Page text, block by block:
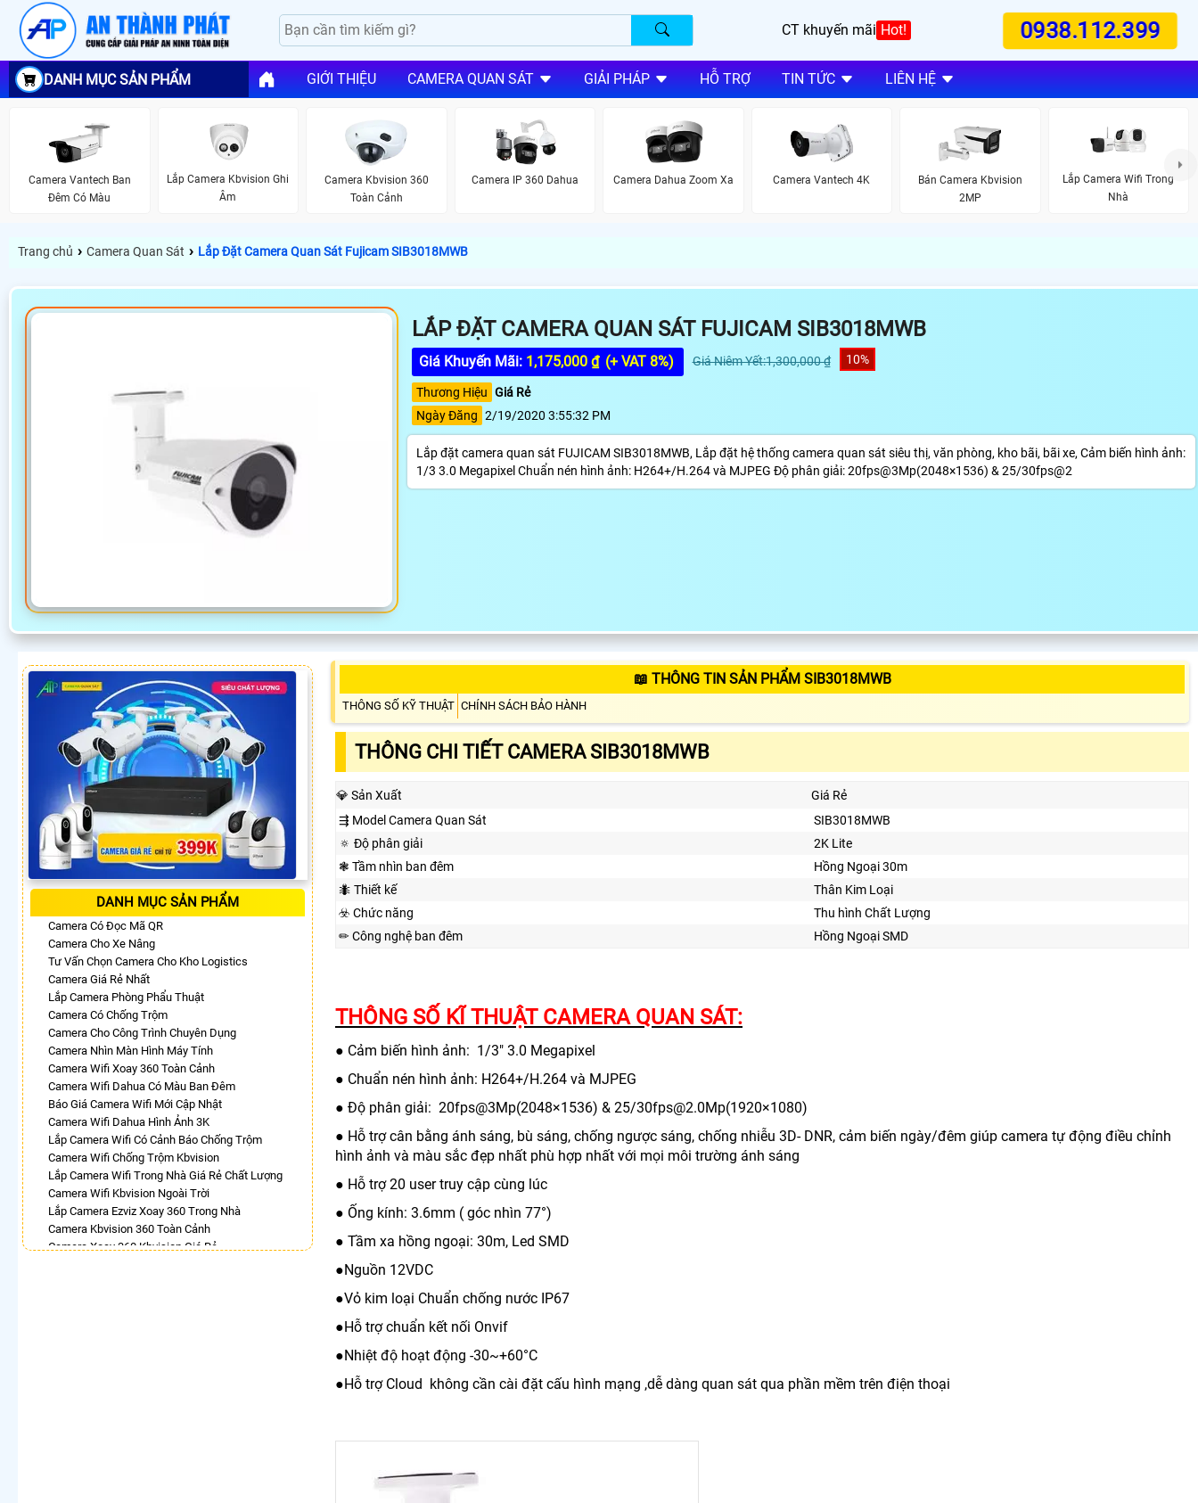
CT khuyến mãi Hot! 0938.112.399
DANH MỤC SẢN PHẨM GIỚI THIỆU CAMERA QUAN SÁT GIẢI PHÁP HỖ TRỢ TIN TỨC LIÊN HỆ
Camera Vantech Ban
Đêm Có Màu
Lắp Camera Kbvision Ghi
Âm
Camera Kbvision 360
Toàn Cảnh
Camera IP 360 Dahua Camera Dahua Zoom Xa Camera Vantech 4K
Bán Camera Kbvision
2MP
Lắp Camera Wifi Trong
Nhà
Trang chủ › Camera Quan Sát › Lắp Đặt Camera Quan Sát Fujicam SIB3018MWB
LẮP ĐẶT CAMERA QUAN SÁT FUJICAM SIB3018MWB
Giá Khuyến Mãi: 1,175,000 ₫ (+ VAT 8%) Giá Niêm Yết:1,300,000 ₫ 10%
Thương Hiệu Giá Rẻ
Ngày Đăng 2/19/2020 3:55:32 PM
Lắp đặt camera quan sát FUJICAM SIB3018MWB, Lắp đặt hệ thống camera quan sát siêu thị, văn phòng, kho bãi, bãi xe, Cảm biến hình ảnh:
1/3 3.0 Megapixel Chuẩn nén hình ảnh: H264+/H.264 và MJPEG Độ phân giải: 20fps@3Mp(2048×1536) & 25/30fps@2
DANH MỤC SẢN PHẨM
Camera Có Đọc Mã QR
Camera Cho Xe Nâng
Tư Vấn Chọn Camera Cho Kho Logistics
Camera Giá Rẻ Nhất
Lắp Camera Phòng Phẩu Thuật
Camera Có Chống Trộm
Camera Cho Công Trình Chuyên Dụng
Camera Nhìn Màn Hình Máy Tính
Camera Wifi Xoay 360 Toàn Cảnh
Camera Wifi Dahua Có Màu Ban Đêm
Báo Giá Camera Wifi Mới Cập Nhật
Camera Wifi Dahua Hình Ảnh 3K
Lắp Camera Wifi Có Cảnh Báo Chống Trộm
Camera Wifi Chống Trộm Kbvision
Lắp Camera Wifi Trong Nhà Giá Rẻ Chất Lượng
Camera Wifi Kbvision Ngoài Trời
Lắp Camera Ezviz Xoay 360 Trong Nhà
Camera Kbvision 360 Toàn Cảnh
Camera Xoay 360 Kbvision Giá Rẻ
📖 THÔNG TIN SẢN PHẨM SIB3018MWB
THÔNG SỐ KỸ THUẬT CHÍNH SÁCH BẢO HÀNH
THÔNG CHI TIẾT CAMERA SIB3018MWB
💎 Sản Xuất
Giá Rẻ
⇶ Model Camera Quan Sát
SIB3018MWB
🔅 Độ phân giải
2K Lite
❃ Tầm nhìn ban đêm
Hồng Ngoại 30m
🐜 Thiết kế
Thân Kim Loại
☣️ Chức năng
Thu hình Chất Lượng
✏ Công nghệ ban đêm
Hồng Ngoại SMD
THÔNG SỐ KĨ THUẬT CAMERA QUAN SÁT:
● Cảm biến hình ảnh: 1/3" 3.0 Megapixel
● Chuẩn nén hình ảnh: H264+/H.264 và MJPEG
● Độ phân giải: 20fps@3Mp(2048×1536) & 25/30fps@2.0Mp(1920×1080)
● Hỗ trợ cân bằng ánh sáng, bù sáng, chống ngược sáng, chống nhiễu 3D- DNR, cảm biến ngày/đêm giúp camera tự động điều chỉnh
hình ảnh và màu sắc đẹp nhất phù hợp nhất với mọi môi trường ánh sáng
● Hỗ trợ 20 user truy cập cùng lúc
● Ống kính: 3.6mm ( góc nhìn 77°)
● Tầm xa hồng ngoại: 30m, Led SMD
●Nguồn 12VDC
●Vỏ kim loại Chuẩn chống nước IP67
●Hỗ trợ chuẩn kết nối Onvif
●Nhiệt độ hoạt động -30~+60°C
●Hỗ trợ Cloud không cần cài đặt cấu hình mạng ,dễ dàng quan sát qua phần mềm trên điện thoại